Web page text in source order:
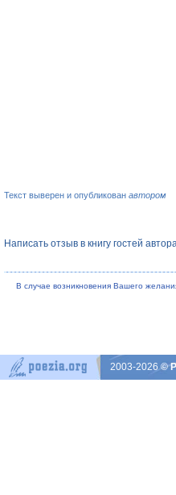
Текст выверен и опубликован автором
Написать отзыв в книгу гостей
В случае возникновения Вашего
2003-2026©